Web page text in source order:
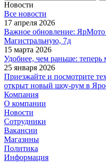
Новости
Все новости
17 апреля 2026
Важное обновление: ЯрМото
Магистральную, 7д
15 марта 2026
Удобнее, чем раньше:
25 января 2026
Приезжайте и посмотрите
открыт новый шоу-рум в
Компания
О компании
Новости
Сотрудники
Вакансии
Магазины
Политика
Информация